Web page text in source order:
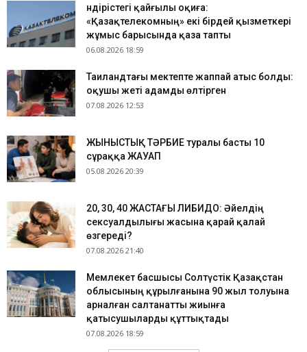
Өндірістегі қайғылы оқиға:
«Қазақтелекомның» екі бірдей қызметкері
жұмыс барысында қаза тапты
06.08.2026 18:59
Таиландтағы мектепте жаппай атыс болды:
оқушы жеті адамды өлтірген
07.08.2026 12:53
ЖЫНЫСТЫҚ ТӘРБИЕ туралы басты 10
сұраққа ЖАУАП
05.08.2026 20:39
​20, 30, 40 ЖАСТАҒЫ ЛИБИДО: Әйелдің
сексуалдылығы жасына қарай қалай
өзгереді?
07.08.2026 21:40
Мемлекет басшысы Солтүстік Қазақстан
облысының құрылғанына 90 жыл толуына
арналған салтанатты жиынға
қатысушыларды құттықтады
07.08.2026 18:59